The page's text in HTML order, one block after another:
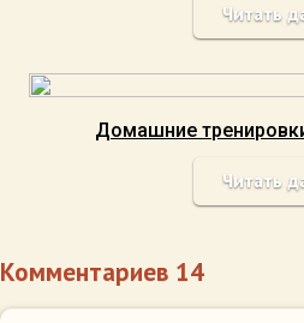
Читать
Домашние
Читать
Комментариев 14